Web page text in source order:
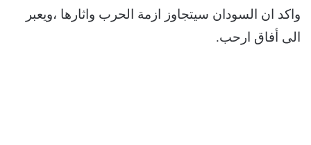
واكد ان السودان سيتجاوز ازمة الحرب واثارها ،ويعبر
الى أفاق ارحب.